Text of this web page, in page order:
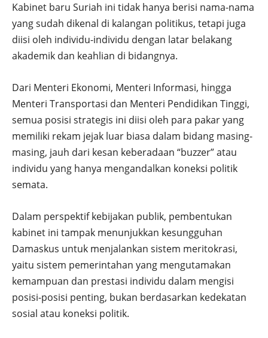
Kabinet baru Suriah ini tidak hanya berisi nama-nama
yang sudah dikenal di kalangan politikus, tetapi juga
diisi oleh individu-individu dengan latar belakang
akademik dan keahlian di bidangnya.
Dari Menteri Ekonomi, Menteri Informasi, hingga
Menteri Transportasi dan Menteri Pendidikan Tinggi,
semua posisi strategis ini diisi oleh para pakar yang
memiliki rekam jejak luar biasa dalam bidang masing-
masing, jauh dari kesan keberadaan “buzzer” atau
individu yang hanya mengandalkan koneksi politik
semata.
Dalam perspektif kebijakan publik, pembentukan
kabinet ini tampak menunjukkan kesungguhan
Damaskus untuk menjalankan sistem meritokrasi,
yaitu sistem pemerintahan yang mengutamakan
kemampuan dan prestasi individu dalam mengisi
posisi-posisi penting, bukan berdasarkan kedekatan
sosial atau koneksi politik.